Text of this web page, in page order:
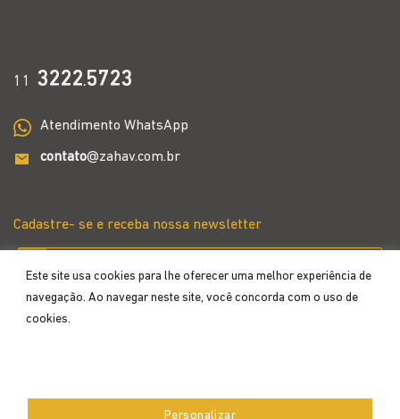
Este site usa cookies para lhe oferecer uma melhor experiência de
navegação. Ao navegar neste site, você concorda com o uso de
cookies.
Personalizar
11 3222.5723
Atendimento WhatsApp
contato@zahav.com.br
Cadastre- se e receba nossa newsletter